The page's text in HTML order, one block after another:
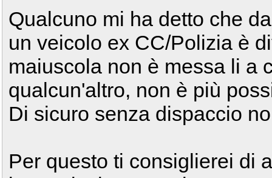
Qualcuno mi ha detto che
un veicolo ex CC/Polizia è
maiuscola non è messa li a
qualcun'altro, non è più
Di sicuro senza dispaccio
Per questo ti consiglierei di